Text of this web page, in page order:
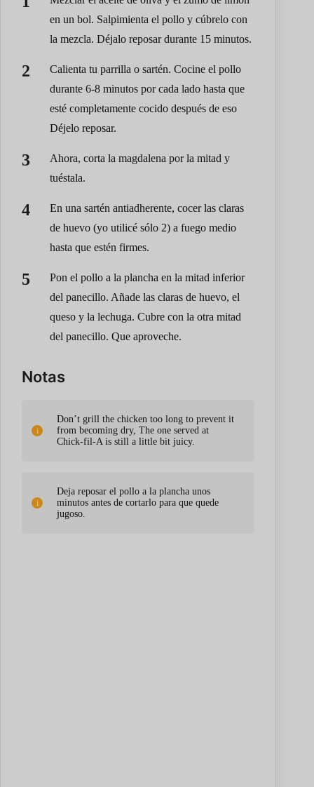
en un bol. Salpimienta el pollo y cúbrelo con
la mezcla. Déjalo reposar durante 15 minutos.
Calienta tu parrilla o sartén. Cocine el pollo
durante 6-8 minutos por cada lado hasta que
esté completamente cocido después de eso
Déjelo reposar.
Ahora, corta la magdalena por la mitad y
tuéstala.
En una sartén antiadherente, cocer las claras
de huevo (yo utilicé sólo 2) a fuego medio
hasta que estén firmes.
Pon el pollo a la plancha en la mitad inferior
del panecillo. Añade las claras de huevo, el
queso y la lechuga. Cubre con la otra mitad
del panecillo. Que aproveche.
Notas
Don’t grill the chicken too long to prevent it
from becoming dry, The one served at
Chick-fil-A is still a little bit juicy.
Deja reposar el pollo a la plancha unos
minutos antes de cortarlo para que quede
jugoso.